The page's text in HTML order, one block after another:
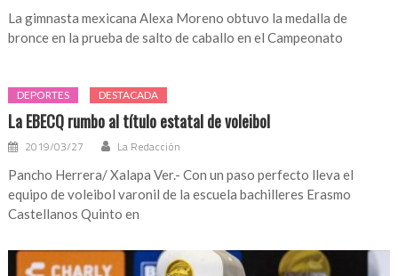
La gimnasta mexicana Alexa Moreno obtuvo la medalla de
bronce en la prueba de salto de caballo en el Campeonato
DEPORTES DESTACADA
La EBECQ rumbo al título estatal de voleibol
2019/03/27 La Redacción
Pancho Herrera/ Xalapa Ver.- Con un paso perfecto lleva el
equipo de voleibol varonil de la escuela bachilleres Erasmo
Castellanos Quinto en